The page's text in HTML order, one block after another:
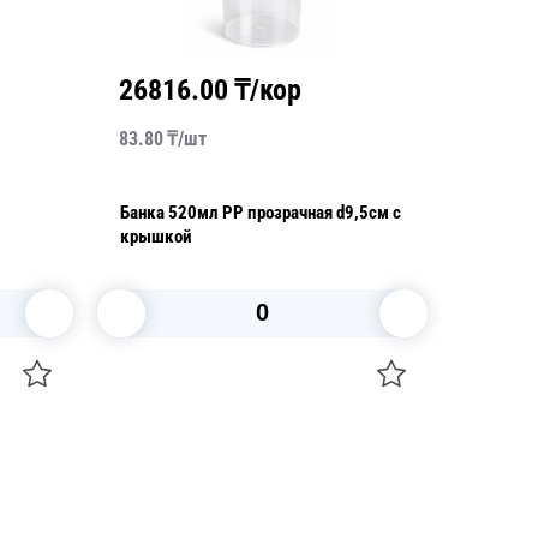
26816.00 ₸/кор
83.80₸/шт
Банка 520мл PP прозрачная d9,5см с
крышкой